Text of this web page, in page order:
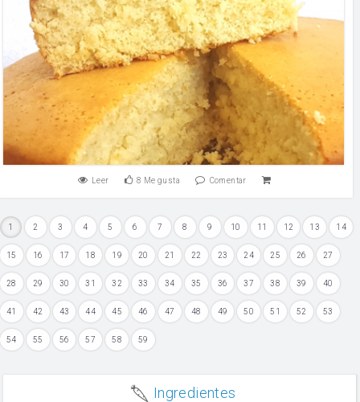
Leer 8 Me gusta Comentar
1 2 3 4 5 6 7 8 9 10 11 12 13 14
15 16 17 18 19 20 21 22 23 24 25 26 27
28 29 30 31 32 33 34 35 36 37 38 39 40
41 42 43 44 45 46 47 48 49 50 51 52 53
54 55 56 57 58 59
Ingredientes